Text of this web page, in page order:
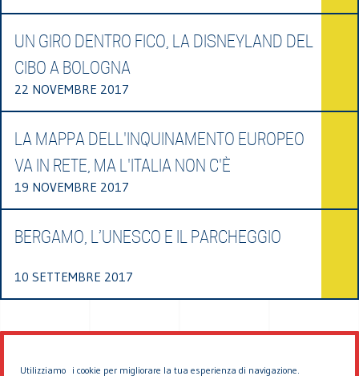
Utilizziamo i cookie per migliorare la tua esperienza di navigazione.
UN GIRO DENTRO FICO, LA DISNEYLAND DEL
CIBO A BOLOGNA
22 NOVEMBRE 2017
LA MAPPA DELL'INQUINAMENTO EUROPEO
VA IN RETE, MA L'ITALIA NON C'È
19 NOVEMBRE 2017
BERGAMO, L’UNESCO E IL PARCHEGGIO
10 SETTEMBRE 2017